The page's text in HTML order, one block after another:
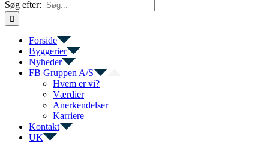
Søg efter:
Forside
Byggerier
Nyheder
FB Gruppen A/S
Hvem er vi?
Værdier
Anerkendelser
Karriere
Kontakt
UK